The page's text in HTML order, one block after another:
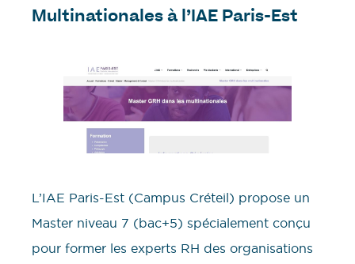
Multinationales à l’IAE Paris-Est
L’IAE Paris-Est (Campus Créteil) propose un
Master niveau 7 (bac+5) spécialement conçu
pour former les experts RH des organisations